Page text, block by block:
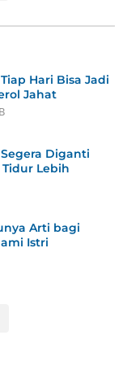
Hari Bisa Jadi
Jahat
Diganti
Lebih
Arti bagi
Istri